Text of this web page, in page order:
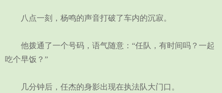
八点一刻，杨鸣的声音打破了车内的沉寂。
他拨通了一个号码，语气随意：“任队，有时间吗？一起
吃个早饭？”
几分钟后，任杰的身影出现在执法队大门口。